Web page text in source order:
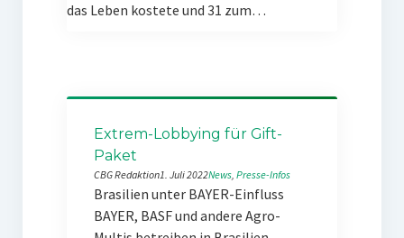
das Leben kostete und 31 zum…
Extrem-Lobbying für Gift-
Paket
CBG Redaktion1. Juli 2022News, Presse-Infos
Brasilien unter BAYER-Einfluss
BAYER, BASF und andere Agro-